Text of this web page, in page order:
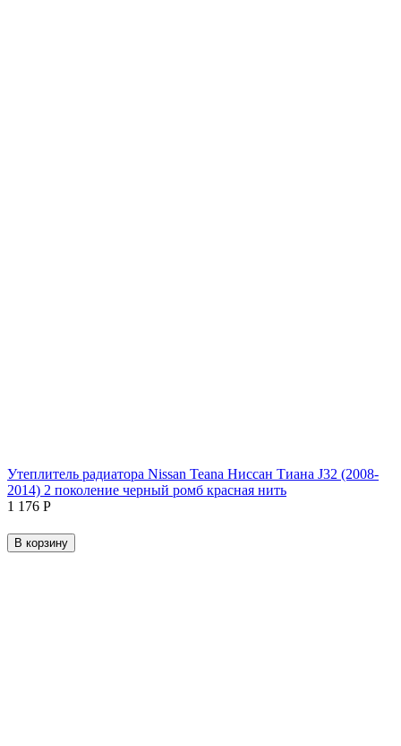
Утеплитель радиатора Nissan Teana Ниссан Тиана J32 (2008-
2014) 2 поколение черный ромб красная нить
1 176 Р
В корзину